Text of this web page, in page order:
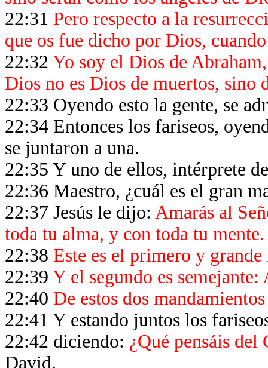
22:31 Pero respecto a la
que os fue dicho por Dios,
22:32 Yo soy el Dios de
Dios no es Dios de muertos, sino
22:33 Oyendo esto la gente, se
22:34 Entonces los fariseos,
se juntaron a una.
22:35 Y uno de ellos, intérprete
22:36 Maestro, ¿cuál es el gran
22:37 Jesús le dijo: Amarás al
toda tu alma, y con toda tu mente.
22:38 Este es el primero y
22:39 Y el segundo es
22:40 De estos dos
22:41 Y estando juntos los
22:42 diciendo: ¿Qué pensáis
David.